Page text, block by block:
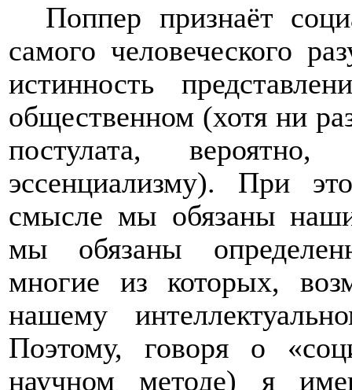
Поппер признаёт
самого человеческого
истинность
общественном (хотя ни
постулата,
эссенциализму). При
смысле мы обязаны
мы обязаны
многие из которых,
нашему
Поэтому, говоря о
научном методе) я